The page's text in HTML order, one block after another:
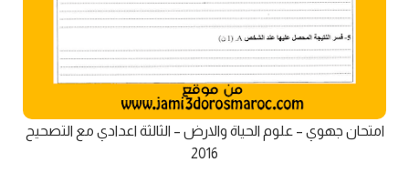
امتحان جهوي – علوم الحياة والارض – الثالثة اعدادي مع التصحيح
2016